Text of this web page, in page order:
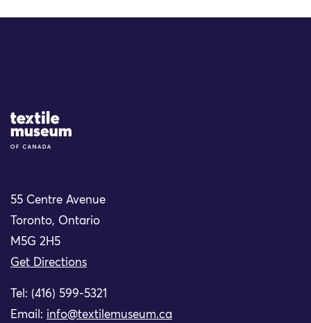
Site Logo
55 Centre Avenue
Toronto, Ontario
M5G 2H5
Get Directions
Tel: (416) 599-5321
Email: info@textilemuseum.ca